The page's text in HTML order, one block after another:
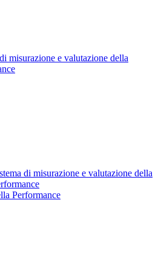
misurazione e valutazione della
di misurazione e valutazione della
Performance